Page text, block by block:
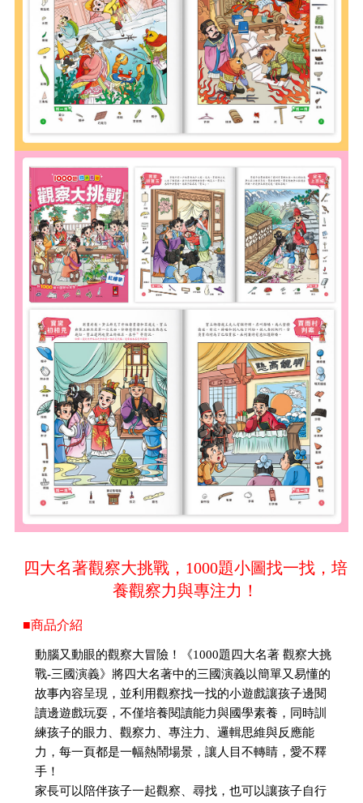
四大名著觀察大挑戰，1000題小圖找一找，培
養觀察力與專注力！
■商品介紹
動腦又動眼的觀察大冒險！《1000題四大名著 觀察大挑
戰-三國演義》將四大名著中的三國演義以簡單又易懂的
故事內容呈現，並利用觀察找一找的小遊戲讓孩子邊閱
讀邊遊戲玩耍，不僅培養閱讀能力與國學素養，同時訓
練孩子的眼力、觀察力、專注力、邏輯思維與反應能
力，每一頁都是一幅熱鬧場景，讓人目不轉睛，愛不釋
手！
家長可以陪伴孩子一起觀察、尋找，也可以讓孩子自行